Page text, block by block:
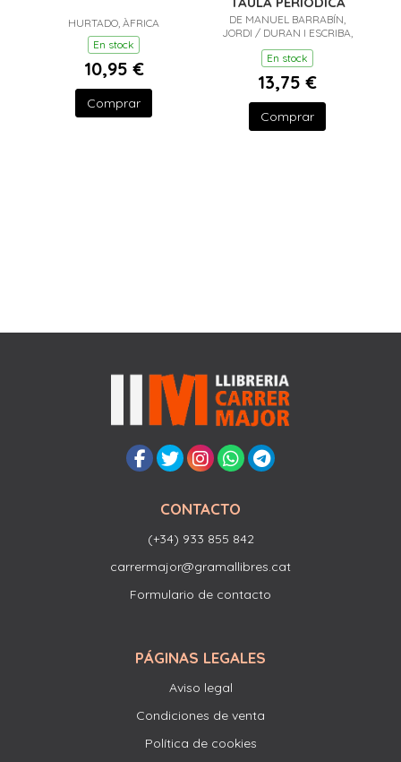
HURTADO, ÀFRICA
En stock
10,95 €
Comprar
DE MANUEL BARRABÍN,
JORDI / DURAN I ESCRIBA,
XAVIER
En stock
13,75 €
Comprar
CONTACTO
(+34) 933 855 842
carrermajor@gramallibres.cat
Formulario de contacto
PÁGINAS LEGALES
Aviso legal
Condiciones de venta
Política de cookies